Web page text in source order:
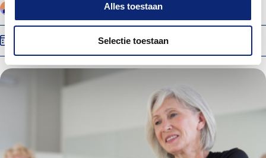
Alles toestaan
Selectie toestaan
Energiehuis Dordrecht
11:30